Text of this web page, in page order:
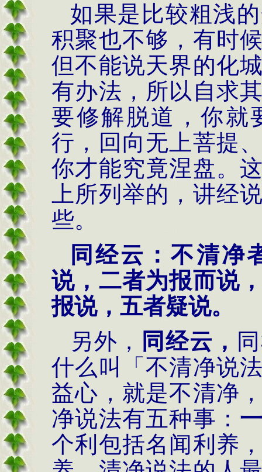
如果是比较粗浅
积聚也不够，有时
但不能说天界的化
有办法，所以自求
要修解脱道，你就
行，回向无上菩提
你才能究竟涅盘。
上所列举的，讲经
些。
同经云：不清净
说，二者为报而说
报说，五者疑说。
另外，
同经云，
什么叫「不清净说
益心，就是不清净
净说法有五种事：
个利包括名闻利养